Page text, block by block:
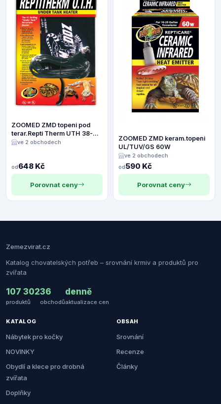
ZOOMED ZMD topeni pod
terar.Repti Therm UTH 38-
75L 15x20cm
ve 2 obchodech
od648 Kč
Porovnat ceny
ZOOMED ZMD keram.topeni
UL/TUV/GS 60W
ve 2 obchodech
od590 Kč
Porovnat ceny
Zemezvirat.cz
Katalog chovatelských potřeb – srovnání krmiv a produktů pro
zvířata
107 302
produktů
36
obchodů
denně
aktualizace cen
KATALOG
Nábytek pro kočky
NOVINKY
Obydlí a klece pro drobná
zvířata
Doplňky
OBSAH
Srovnání
Recenze
Články